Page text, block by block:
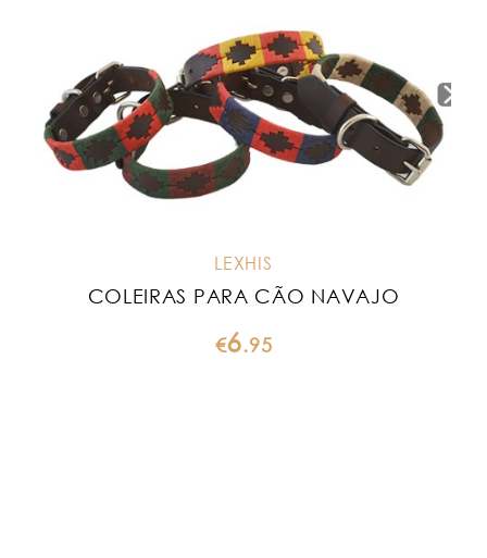
LEXHIS
COLEIRAS PARA CÃO NAVAJO
€6.95